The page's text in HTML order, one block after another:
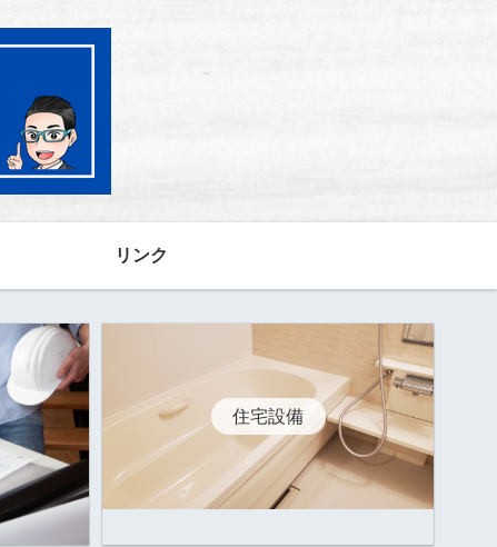
リンク
住宅設備